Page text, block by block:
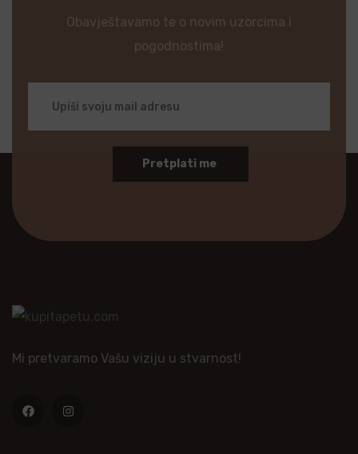
Obavještavamo te o novim uzorcima i
pogodnostima!
Pretplati me
Mi pretvaramo Vašu viziju u stvarnost!